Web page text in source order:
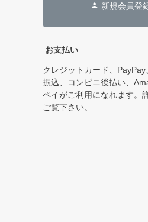
新規会員登
お支払い
クレジットカード、
振込、コンビニ後払い、
ペイがご利用になれます。
ご覧下さい。